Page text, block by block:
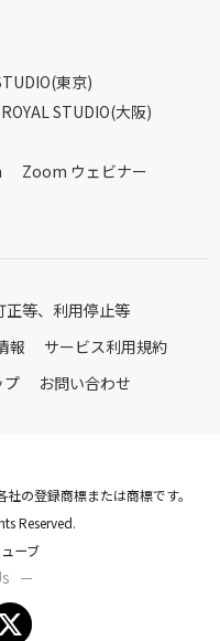
東京)
ROYAL STUDIO(大阪)
Zoom ウェビナー
正等、利用停止等
報
サービス利用規約
プ お問い合わせ
の登録商標または商標です。
Reserved.
ーブ